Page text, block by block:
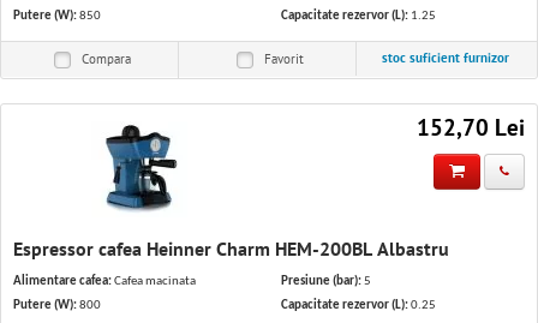
Putere (W):850
Capacitate rezervor (L): 1.25
Compara Favorit stoc suficient furnizor
152,70 Lei
Espressor cafea Heinner Charm HEM-200BL Albastru
Alimentare cafea:Cafea macinata
Putere (W):800
Presiune (bar):5
Capacitate rezervor (L):0.25